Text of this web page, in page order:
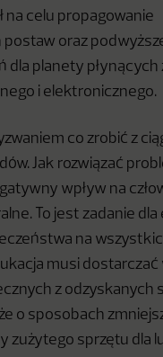
na celu propagowanie
oraz
dla planety płynących
i elektronicznego.
co zrobić z
Jak rozwiązać
wpływ na
To jest zadanie dla
na
musi dostarczać
z odzyskanych
o sposobach
zużytego sprzętu dla